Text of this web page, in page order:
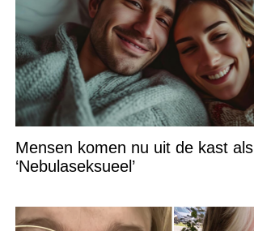
Mensen komen nu uit de kast als
‘Nebulaseksueel’